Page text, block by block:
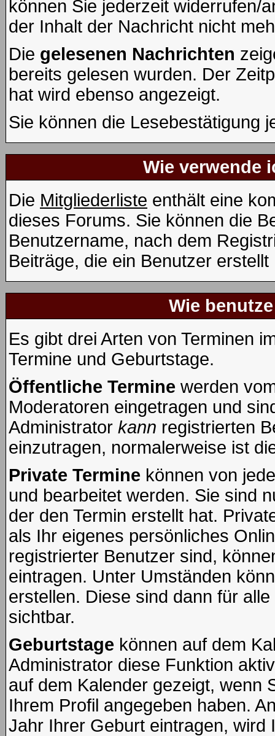
können Sie jederzeit widerrufen/
der Inhalt der Nachricht nicht
Die gelesenen Nachrichten
bereits gelesen wurden. Der
hat wird ebenso angezeigt.
Sie können die Lesebestätigung
Wie verwende
Die Mitgliederliste enthält eine
dieses Forums. Sie können die
Benutzername, nach dem
Beiträge, die ein Benutzer
Wie
Es gibt drei Arten von Terminen
Termine und Geburtstage.
Öffentliche Termine werden
Moderatoren eingetragen und
Administrator kann registrierten
einzutragen, normalerweise ist
Private Termine können von
und bearbeitet werden. Sie sind
der den Termin erstellt hat.
als Ihr eigenes persönliches
registrierter Benutzer sind,
eintragen. Unter Umständen
erstellen. Diese sind dann für
sichtbar.
Geburtstage können auf dem
Administrator diese Funktion
auf dem Kalender gezeigt, wenn
Ihrem Profil angegeben haben.
Jahr Ihrer Geburt eintragen, wird